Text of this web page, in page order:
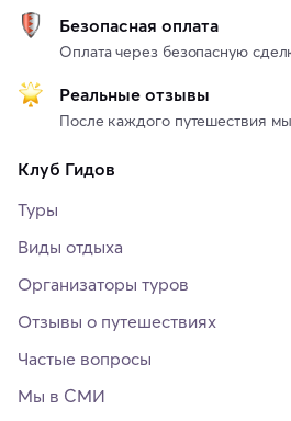
Безопасная оплата
Оплата через безопасную
Реальные отзывы
После каждого путешествия
Клуб Гидов
Туры
Виды отдыха
Организаторы туров
Отзывы о путешествиях
Частые вопросы
Мы в СМИ